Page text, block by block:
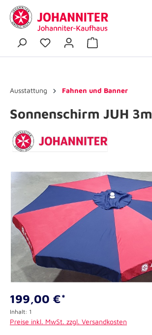
Ausstattung Fahnen und Banner
Sonnenschirm JUH 3m
199,00 €*
Inhalt: 1
Preise inkl. MwSt. zzgl. Versandkosten